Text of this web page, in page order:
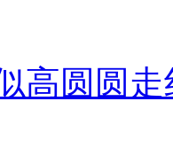
高圆圆走